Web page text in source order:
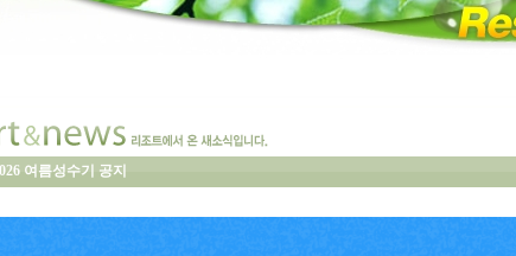
여름성수기 공지